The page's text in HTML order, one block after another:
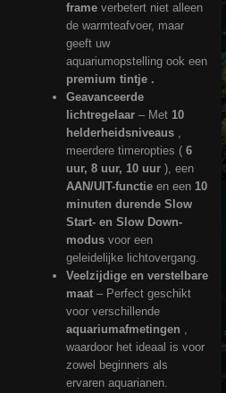
frame verbetert niet alleen
de warmteafvoer, maar
geeft uw
aquariumopstelling ook een
premium tintje .
Geavanceerde
lichtregelaar – Met 10
helderheidsniveaus ,
meerdere timeropties ( 6
uur, 8 uur, 10 uur ), een
AAN/UIT-functie en een 10
minuten durende Slow
Start- en Slow Down-
modus voor een
geleidelijke lichtovergang.
Veelzijdige en verstelbare
maat – Perfect geschikt
voor verschillende
aquariumafmetingen ,
waardoor het ideaal is voor
zowel beginners als
ervaren aquarianen.